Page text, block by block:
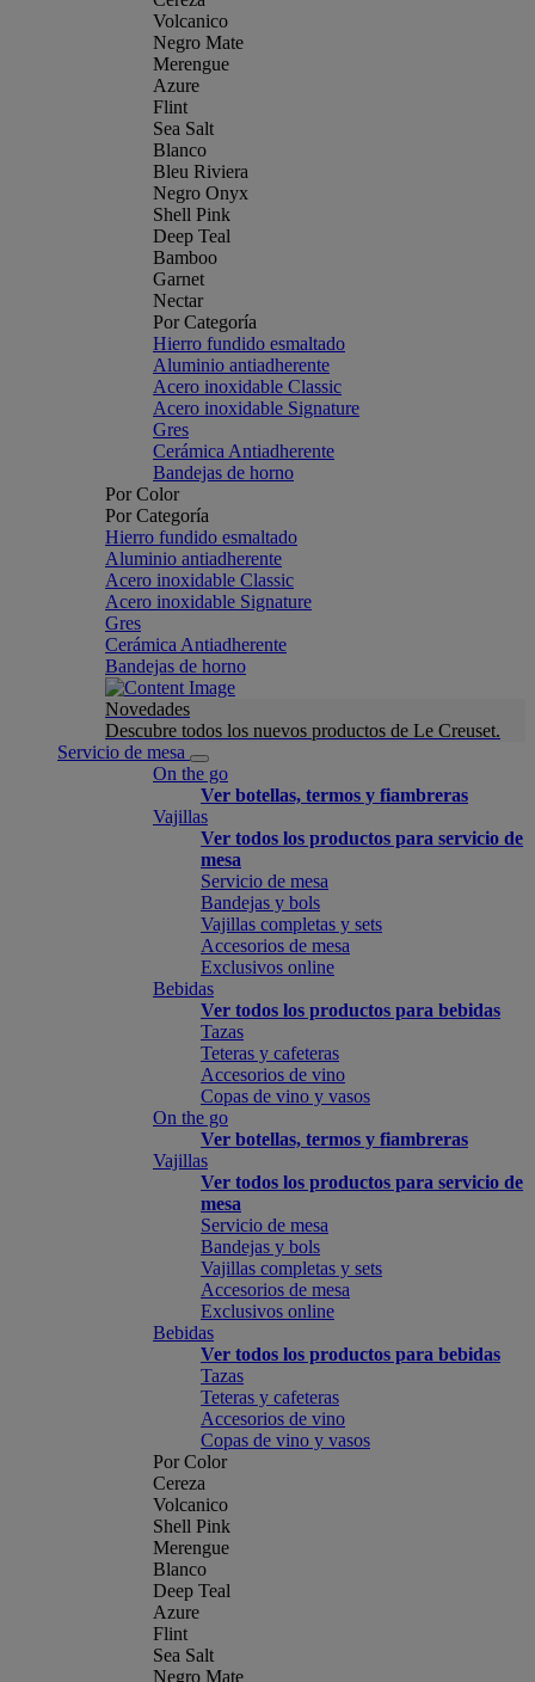
Volcanico
Negro Mate
Merengue
Azure
Flint
Sea Salt
Blanco
Bleu Riviera
Negro Onyx
Shell Pink
Deep Teal
Bamboo
Garnet
Nectar
Por Categoría
Hierro fundido esmaltado
Aluminio antiadherente
Acero inoxidable Classic
Acero inoxidable Signature
Gres
Cerámica Antiadherente
Bandejas de horno
Por Color
Por Categoría
Hierro fundido esmaltado
Aluminio antiadherente
Acero inoxidable Classic
Acero inoxidable Signature
Gres
Cerámica Antiadherente
Bandejas de horno
Novedades
Descubre todos los nuevos productos de Le Creuset.
Servicio de mesa
On the go
Ver botellas, termos y fiambreras
Vajillas
Ver todos los productos para servicio de
mesa
Servicio de mesa
Bandejas y bols
Vajillas completas y sets
Accesorios de mesa
Exclusivos online
Bebidas
Ver todos los productos para bebidas
Tazas
Teteras y cafeteras
Accesorios de vino
Copas de vino y vasos
On the go
Ver botellas, termos y fiambreras
Vajillas
Ver todos los productos para servicio de
mesa
Servicio de mesa
Bandejas y bols
Vajillas completas y sets
Accesorios de mesa
Exclusivos online
Bebidas
Ver todos los productos para bebidas
Tazas
Teteras y cafeteras
Accesorios de vino
Copas de vino y vasos
Por Color
Cereza
Volcanico
Shell Pink
Merengue
Blanco
Deep Teal
Azure
Flint
Sea Salt
Negro Mate